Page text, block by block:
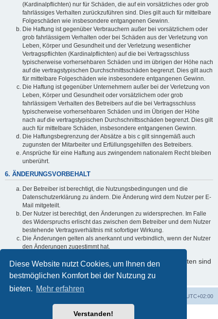
Diese Website nutzt Cookies, um Ihnen den
bestmöglichen Komfort bei der Nutzung zu
bieten. Mehr erfahren
Verstanden!
(Kardinalpflichten) nur für Schäden, die auf ein vorsätzliches oder grob
fahrlässiges Verhalten zurückzuführen sind. Dies gilt auch für mittelbare
Folgeschäden wie insbesondere entgangenen Gewinn.
Die Haftung ist gegenüber Verbrauchern außer bei vorsätzlichem oder
grob fahrlässigem Verhalten oder bei Schäden aus der Verletzung von
Leben, Körper und Gesundheit und der Verletzung wesentlicher
Vertragspflichten (Kardinalpflichten) auf die bei Vertragsschluss
typischerweise vorhersehbaren Schäden und im übrigen der Höhe nach
auf die vertragstypischen Durchschnittsschäden begrenzt. Dies gilt auch
für mittelbare Folgeschäden wie insbesondere entgangenen Gewinn.
Die Haftung ist gegenüber Unternehmern außer bei der Verletzung von
Leben, Körper und Gesundheit oder vorsätzlichem oder grob
fahrlässigem Verhalten des Betreibers auf die bei Vertragsschluss
typischerweise vorhersehbaren Schäden und im Übrigen der Höhe
nach auf die vertragstypischen Durchschnittsschäden begrenzt. Dies gilt
auch für mittelbare Schäden, insbesondere entgangenen Gewinn.
Die Haftungsbegrenzung der Absätze a bis c gilt sinngemäß auch
zugunsten der Mitarbeiter und Erfüllungsgehilfen des Betreibers.
Ansprüche für eine Haftung aus zwingendem nationalem Recht bleiben
unberührt.
6. ÄNDERUNGSVORBEHALT
Der Betreiber ist berechtigt, die Nutzungsbedingungen und die
Datenschutzerklärung zu ändern. Die Änderung wird dem Nutzer per E-
Mail mitgeteilt.
Der Nutzer ist berechtigt, den Änderungen zu widersprechen. Im Falle
des Widerspruchs erlischt das zwischen dem Betreiber und dem Nutzer
bestehende Vertragsverhältnis mit sofortiger Wirkung.
Die Änderungen gelten als anerkannt und verbindlich, wenn der Nutzer
den Änderungen zugestimmt hat.
Informationen über den Umgang mit Ihren persönlichen Daten sind
in der Datenschutzerklärung enthalten.
UTC+02:00
Powered byphpBB® Forum Software © phpBB Limited